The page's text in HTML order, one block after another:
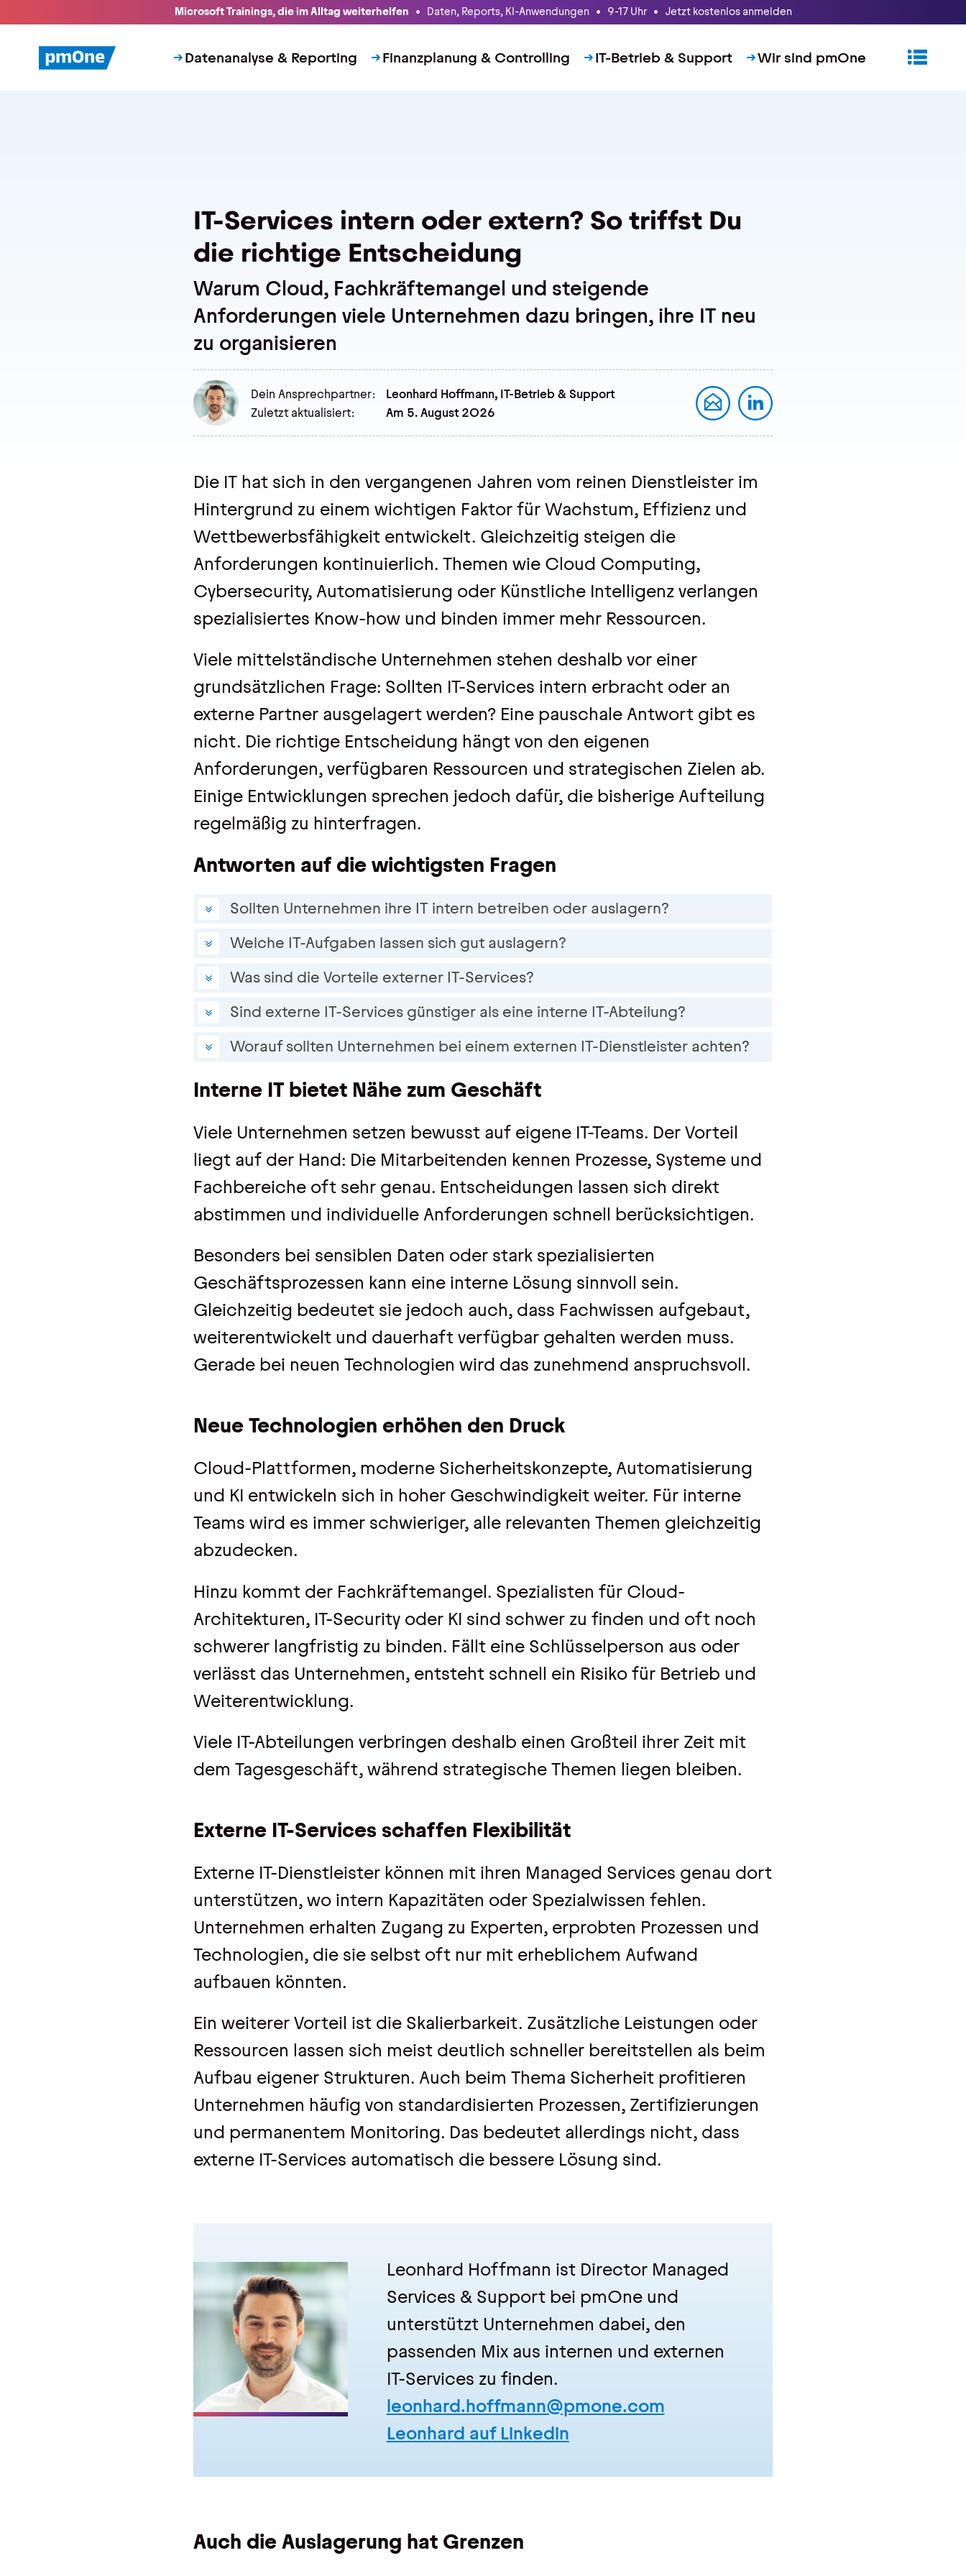
Microsoft Trainings, die im Alltag weiterhelfen • Daten, Reports, KI-Anwendungen • 9-17 Uhr • Jetzt kostenlos anmelden
Datenanalyse & Reporting Finanzplanung & Controlling IT-Betrieb & Support Wir sind pmOne
IT-Services intern oder extern? So triffst Du
die richtige Entscheidung
Warum Cloud, Fachkräftemangel und steigende
Anforderungen viele Unternehmen dazu bringen, ihre IT neu
zu organisieren
Dein Ansprechpartner: Leonhard Hoffmann, IT-Betrieb & Support
Zuletzt aktualisiert:
Am 5. August 2026
Die IT hat sich in den vergangenen Jahren vom reinen Dienstleister im
Hintergrund zu einem wichtigen Faktor für Wachstum, Effizienz und
Wettbewerbsfähigkeit entwickelt. Gleichzeitig steigen die
Anforderungen kontinuierlich. Themen wie Cloud Computing,
Cybersecurity, Automatisierung oder Künstliche Intelligenz verlangen
spezialisiertes Know-how und binden immer mehr Ressourcen.
Viele mittelständische Unternehmen stehen deshalb vor einer
grundsätzlichen Frage: Sollten IT-Services intern erbracht oder an
externe Partner ausgelagert werden? Eine pauschale Antwort gibt es
nicht. Die richtige Entscheidung hängt von den eigenen
Anforderungen, verfügbaren Ressourcen und strategischen Zielen ab.
Einige Entwicklungen sprechen jedoch dafür, die bisherige Aufteilung
regelmäßig zu hinterfragen.
Antworten auf die wichtigsten Fragen
Sollten Unternehmen ihre IT intern betreiben oder auslagern?
Welche IT-Aufgaben lassen sich gut auslagern?
Was sind die Vorteile externer IT-Services?
Sind externe IT-Services günstiger als eine interne IT-Abteilung?
Worauf sollten Unternehmen bei einem externen IT-Dienstleister achten?
Interne IT bietet Nähe zum Geschäft
Viele Unternehmen setzen bewusst auf eigene IT-Teams. Der Vorteil
liegt auf der Hand: Die Mitarbeitenden kennen Prozesse, Systeme und
Fachbereiche oft sehr genau. Entscheidungen lassen sich direkt
abstimmen und individuelle Anforderungen schnell berücksichtigen.
Besonders bei sensiblen Daten oder stark spezialisierten
Geschäftsprozessen kann eine interne Lösung sinnvoll sein.
Gleichzeitig bedeutet sie jedoch auch, dass Fachwissen aufgebaut,
weiterentwickelt und dauerhaft verfügbar gehalten werden muss.
Gerade bei neuen Technologien wird das zunehmend anspruchsvoll.
Neue Technologien erhöhen den Druck
Cloud-Plattformen, moderne Sicherheitskonzepte, Automatisierung
und KI entwickeln sich in hoher Geschwindigkeit weiter. Für interne
Teams wird es immer schwieriger, alle relevanten Themen gleichzeitig
abzudecken.
Hinzu kommt der Fachkräftemangel. Spezialisten für Cloud-
Architekturen, IT-Security oder KI sind schwer zu finden und oft noch
schwerer langfristig zu binden. Fällt eine Schlüsselperson aus oder
verlässt das Unternehmen, entsteht schnell ein Risiko für Betrieb und
Weiterentwicklung.
Viele IT-Abteilungen verbringen deshalb einen Großteil ihrer Zeit mit
dem Tagesgeschäft, während strategische Themen liegen bleiben.
Externe IT-Services schaffen Flexibilität
Externe IT-Dienstleister können mit ihren Managed Services genau dort
unterstützen, wo intern Kapazitäten oder Spezialwissen fehlen.
Unternehmen erhalten Zugang zu Experten, erprobten Prozessen und
Technologien, die sie selbst oft nur mit erheblichem Aufwand
aufbauen könnten.
Ein weiterer Vorteil ist die Skalierbarkeit. Zusätzliche Leistungen oder
Ressourcen lassen sich meist deutlich schneller bereitstellen als beim
Aufbau eigener Strukturen. Auch beim Thema Sicherheit profitieren
Unternehmen häufig von standardisierten Prozessen, Zertifizierungen
und permanentem Monitoring. Das bedeutet allerdings nicht, dass
externe IT-Services automatisch die bessere Lösung sind.
Leonhard Hoffmann ist Director Managed
Services & Support bei pmOne und
unterstützt Unternehmen dabei, den
passenden Mix aus internen und externen
IT-Services zu finden.
leonhard.hoffmann@pmone.com
Leonhard auf Linkedin
Auch die Auslagerung hat Grenzen
Finanzplanung & Controlling
IT-Betrieb & Support